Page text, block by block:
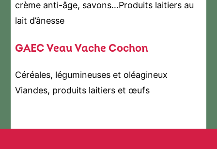
crème anti-âge, savons…Produits laitiers au
lait d’ânesse
GAEC Veau Vache Cochon
Céréales, légumineuses et oléagineux
Viandes, produits laitiers et œufs